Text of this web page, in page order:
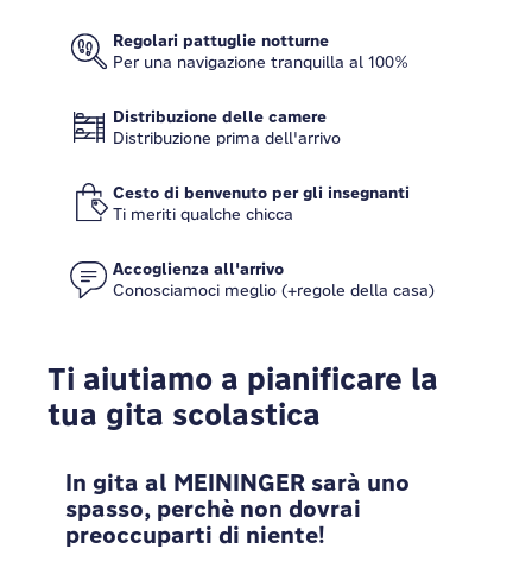
Regolari pattuglie notturne
Per una navigazione tranquilla al 100%
Distribuzione delle camere
Distribuzione prima dell'arrivo
Cesto di benvenuto per gli insegnanti
Ti meriti qualche chicca
Accoglienza all'arrivo
Conosciamoci meglio (+regole della casa)
Ti aiutiamo a pianificare la
tua gita scolastica
In gita al MEININGER sarà uno
spasso, perchè non dovrai
preoccuparti di niente!